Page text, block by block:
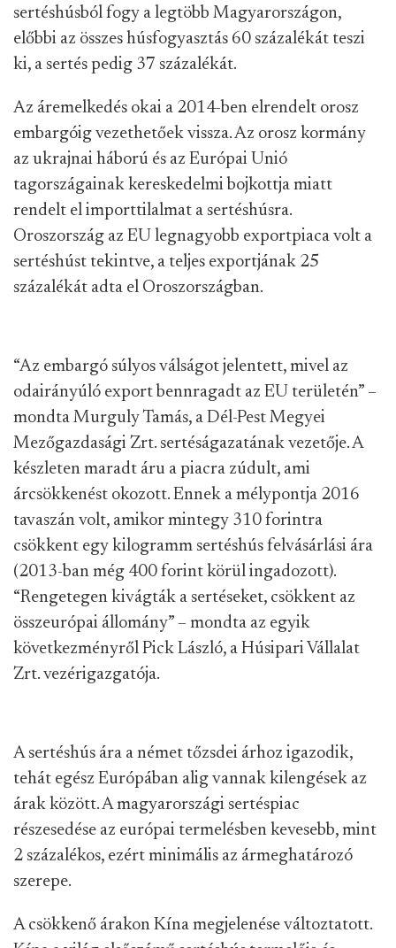
sertéshúsból fogy a legtöbb Magyarországon,
előbbi az összes húsfogyasztás 60 százalékát teszi
ki, a sertés pedig 37 százalékát.
Az áremelkedés okai a 2014-ben elrendelt orosz
embargóig vezethetőek vissza. Az orosz kormány
az ukrajnai háború és az Európai Unió
tagországainak kereskedelmi bojkottja miatt
rendelt el importtilalmat a sertéshúsra.
Oroszország az EU legnagyobb exportpiaca volt a
sertéshúst tekintve, a teljes exportjának 25
százalékát adta el Oroszországban.
“Az embargó súlyos válságot jelentett, mivel az
odairányúló export bennragadt az EU területén” –
mondta Murguly Tamás, a Dél-Pest Megyei
Mezőgazdasági Zrt. sertéságazatának vezetője. A
készleten maradt áru a piacra zúdult, ami
árcsökkenést okozott. Ennek a mélypontja 2016
tavaszán volt, amikor mintegy 310 forintra
csökkent egy kilogramm sertéshús felvásárlási ára
(2013-ban még 400 forint körül ingadozott).
“Rengetegen kivágták a sertéseket, csökkent az
összeurópai állomány” – mondta az egyik
következményről Pick László, a Húsipari Vállalat
Zrt. vezérigazgatója.
A sertéshús ára a német tőzsdei árhoz igazodik,
tehát egész Európában alig vannak kilengések az
árak között. A magyarországi sertéspiac
részesedése az európai termelésben kevesebb, mint
2 százalékos, ezért minimális az ármeghatározó
szerepe.
A csökkenő árakon Kína megjelenése változtatott.